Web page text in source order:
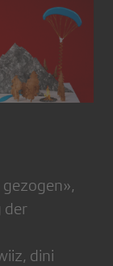
der
dini